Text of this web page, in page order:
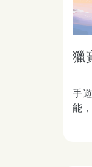
獵
手
能